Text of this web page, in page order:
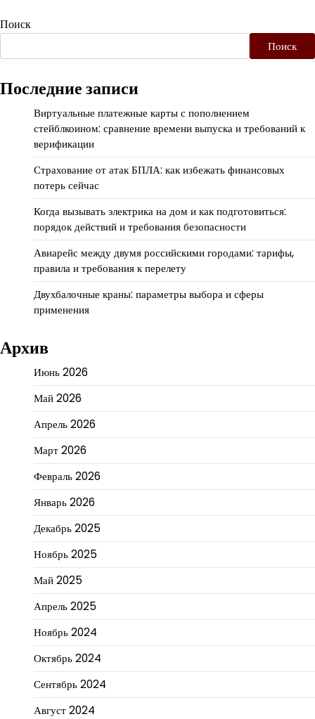
Поиск
Поиск
Последние записи
Виртуальные платежные карты с пополнением
стейблкоином: сравнение времени выпуска и требований к
верификации
Страхование от атак БПЛА: как избежать финансовых
потерь сейчас
Когда вызывать электрика на дом и как подготовиться:
порядок действий и требования безопасности
Авиарейс между двумя российскими городами: тарифы,
правила и требования к перелету
Двухбалочные краны: параметры выбора и сферы
применения
Архив
Июнь 2026
Май 2026
Апрель 2026
Март 2026
Февраль 2026
Январь 2026
Декабрь 2025
Ноябрь 2025
Май 2025
Апрель 2025
Ноябрь 2024
Октябрь 2024
Сентябрь 2024
Август 2024